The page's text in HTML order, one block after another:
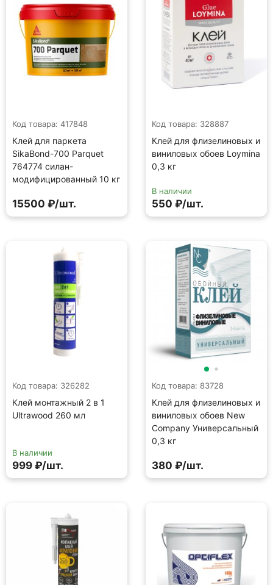
Код товара: 417848
Клей для паркета
SikaBond-700 Parquet
764774 силан-
модифицированный 10 кг
15500 ₽/шт.
Код товара: 328887
Клей для флизелиновых и
виниловых обоев Loymina
0,3 кг
В наличии
550 ₽/шт.
Код товара: 326282
Клей монтажный 2 в 1
Ultrawood 260 мл
В наличии
999 ₽/шт.
Код товара: 83728
Клей для флизелиновых и
виниловых обоев New
Company Универсальный
0,3 кг
380 ₽/шт.